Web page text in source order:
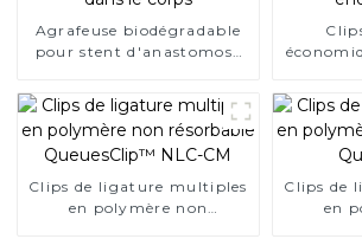
Agrafeuse biodégradable
pour stent d'anastomose
dans le corps
Clips de ligature multiples
en polymère non
Clips de
en